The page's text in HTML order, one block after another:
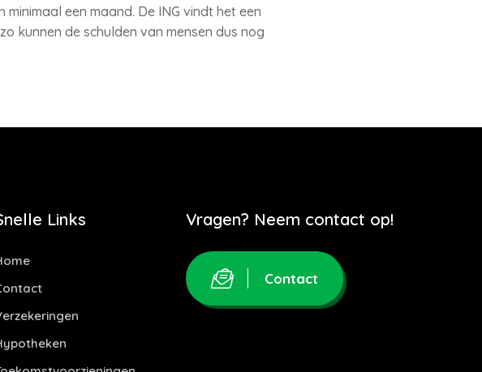
een maand. De ING vindt het een
kunnen de schulden van mensen dus nog
Links Vragen? Neem contact op!
Contact